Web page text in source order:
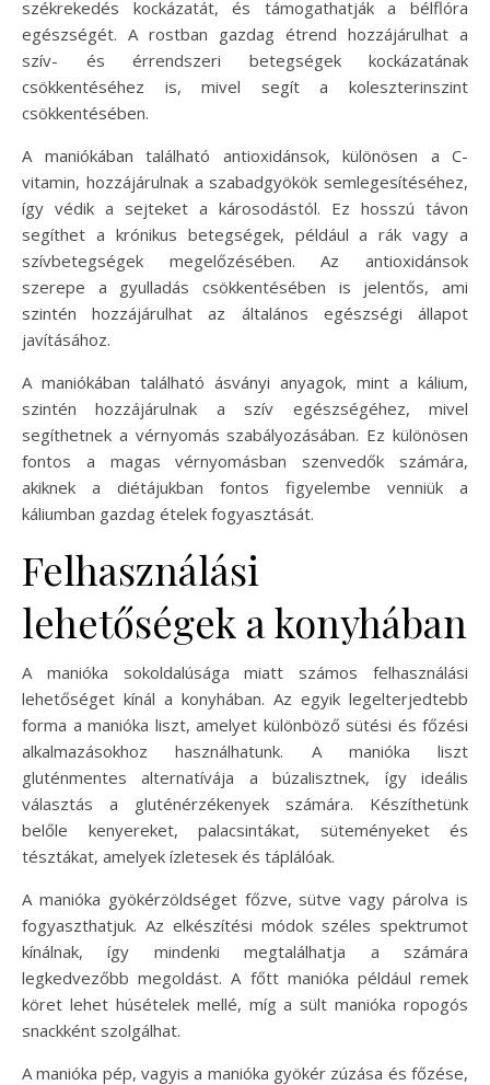
székrekedés kockázatát, és támogathatják a bélflóra
egészségét. A rostban gazdag étrend hozzájárulhat a
szív- és érrendszeri betegségek kockázatának
csökkentéséhez is, mivel segít a koleszterinszint
csökkentésében.
A maniókában található antioxidánsok, különösen a C-
vitamin, hozzájárulnak a szabadgyökök semlegesítéséhez,
így védik a sejteket a károsodástól. Ez hosszú távon
segíthet a krónikus betegségek, például a rák vagy a
szívbetegségek megelőzésében. Az antioxidánsok
szerepe a gyulladás csökkentésében is jelentős, ami
szintén hozzájárulhat az általános egészségi állapot
javításához.
A maniókában található ásványi anyagok, mint a kálium,
szintén hozzájárulnak a szív egészségéhez, mivel
segíthetnek a vérnyomás szabályozásában. Ez különösen
fontos a magas vérnyomásban szenvedők számára,
akiknek a diétájukban fontos figyelembe venniük a
káliumban gazdag ételek fogyasztását.
Felhasználási
lehetőségek a konyhában
A manióka sokoldalúsága miatt számos felhasználási
lehetőséget kínál a konyhában. Az egyik legelterjedtebb
forma a manióka liszt, amelyet különböző sütési és főzési
alkalmazásokhoz használhatunk. A manióka liszt
gluténmentes alternatívája a búzalisztnek, így ideális
választás a gluténérzékenyek számára. Készíthetünk
belőle kenyereket, palacsintákat, süteményeket és
tésztákat, amelyek ízletesek és táplálóak.
A manióka gyökérzöldséget főzve, sütve vagy párolva is
fogyaszthatjuk. Az elkészítési módok széles spektrumot
kínálnak, így mindenki megtalálhatja a számára
legkedvezőbb megoldást. A főtt manióka például remek
köret lehet húsételek mellé, míg a sült manióka ropogós
snackként szolgálhat.
A manióka pép, vagyis a manióka gyökér zúzása és főzése,